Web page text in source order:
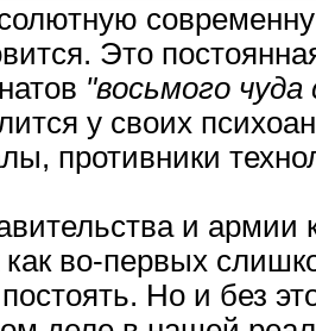
Это
"восьмого
у своих
противники
и
как во-первых
Но и без